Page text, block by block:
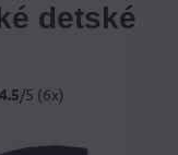
detské
4.5/5 (6x)